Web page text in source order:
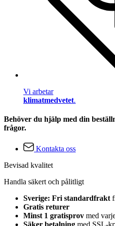
Vi arbetar
klimatmedvetet.
Behöver du hjälp med din
frågor.
Kontakta oss
Bevisad kvalitet
Handla säkert och pålitligt
Sverige: Fri standardfrakt
Gratis returer
Minst 1 gratisprov med